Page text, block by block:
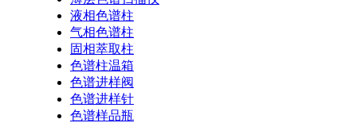
液相色谱柱
气相色谱柱
固相萃取柱
色谱柱温箱
色谱进样阀
色谱进样针
色谱样品瓶